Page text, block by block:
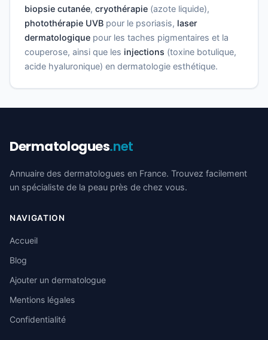
biopsie cutanée, cryothérapie (azote liquide),
photothérapie UVB pour le psoriasis, laser
dermatologique pour les taches pigmentaires et la
couperose, ainsi que les injections (toxine botulique,
acide hyaluronique) en dermatologie esthétique.
Dermatologues.net
Annuaire des dermatologues en France. Trouvez facilement
un spécialiste de la peau près de chez vous.
NAVIGATION
Accueil
Blog
Ajouter un dermatologue
Mentions légales
Confidentialité